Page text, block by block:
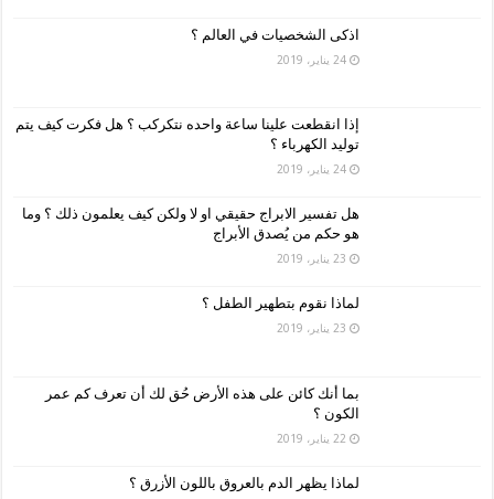
اذكى الشخصيات في العالم ؟
24 يناير، 2019
إذا انقطعت علينا ساعة واحده نتكركب ؟ هل فكرت كيف يتم
توليد الكهرباء ؟
24 يناير، 2019
هل تفسير الابراج حقيقي او لا ولكن كيف يعلمون ذلك ؟ وما
هو حكم من يُصدق الأبراج
23 يناير، 2019
لماذا نقوم بتطهير الطفل ؟
23 يناير، 2019
بما أنك كائن على هذه الأرض حُق لك أن تعرف كم عمر
الكون ؟
22 يناير، 2019
لماذا يظهر الدم بالعروق باللون الأزرق ؟